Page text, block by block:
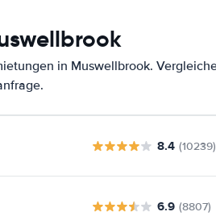
in Muswellbrook.
8.4 (10239)
6.9 (8807)